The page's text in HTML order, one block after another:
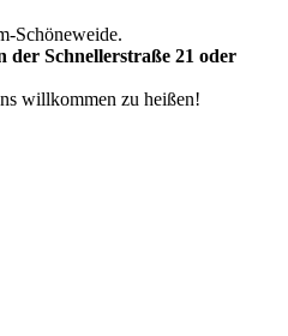
Schöneweide.
der Schnellerstraße 21 oder
willkommen zu heißen!